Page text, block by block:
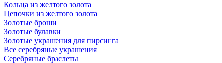
Кольца из желтого золота
Цепочки из желтого золота
Золотые броши
Золотые булавки
Золотые украшения для пирсинга
Все серебряные украшения
Серебряные браслеты